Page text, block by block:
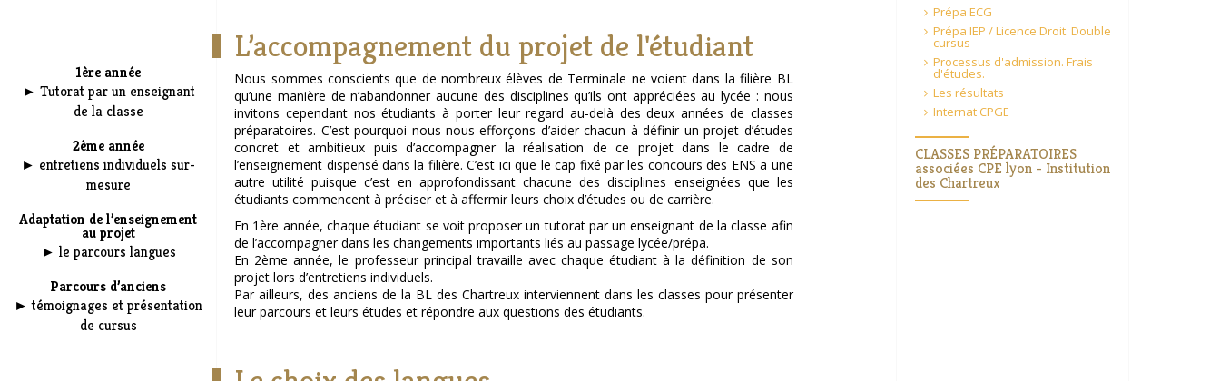
L’accompagnement du projet de l'étudiant
1ère année
► Tutorat par un enseignant
de la classe
2ème année
► entretiens individuels sur-
mesure
Adaptation de l’enseignement
au projet
► le parcours langues
Parcours d’anciens
► témoignages et présentation
de cursus
Nous sommes conscients que de nombreux élèves de Terminale ne voient dans la filière BL
qu’une manière de n’abandonner aucune des disciplines qu’ils ont appréciées au lycée : nous
invitons cependant nos étudiants à porter leur regard au-delà des deux années de classes
préparatoires. C’est pourquoi nous nous efforçons d’aider chacun à définir un projet d’études
concret et ambitieux puis d’accompagner la réalisation de ce projet dans le cadre de
l’enseignement dispensé dans la filière. C’est ici que le cap fixé par les concours des ENS a une
autre utilité puisque c’est en approfondissant chacune des disciplines enseignées que les
étudiants commencent à préciser et à affermir leurs choix d’études ou de carrière.
En 1ère année, chaque étudiant se voit proposer un tutorat par un enseignant de la classe afin
de l’accompagner dans les changements importants liés au passage lycée/prépa.
En 2ème année, le professeur principal travaille avec chaque étudiant à la définition de son
projet lors d’entretiens individuels.
Par ailleurs, des anciens de la BL des Chartreux interviennent dans les classes pour présenter
leur parcours et leurs études et répondre aux questions des étudiants.
Prépa ECG
Prépa IEP / Licence Droit. Double
cursus
Processus d'admission. Frais
d'études.
Les résultats
Internat CPGE
CLASSES PRÉPARATOIRES
associées CPE lyon - Institution
des Chartreux